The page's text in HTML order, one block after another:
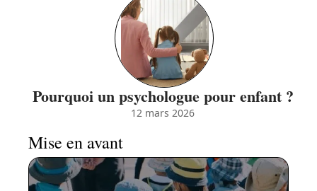
Pourquoi un psychologue pour enfant ?
12 mars 2026
Mise en avant